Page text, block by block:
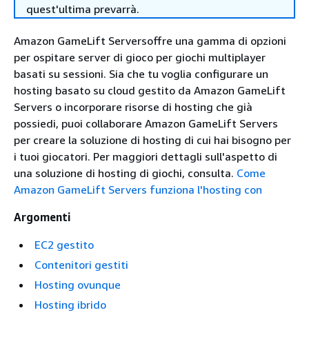
quest'ultima prevarrà.
Amazon GameLift Serversoffre una gamma di opzioni
per ospitare server di gioco per giochi multiplayer
basati su sessioni. Sia che tu voglia configurare un
hosting basato su cloud gestito da Amazon GameLift
Servers o incorporare risorse di hosting che già
possiedi, puoi collaborare Amazon GameLift Servers
per creare la soluzione di hosting di cui hai bisogno per
i tuoi giocatori. Per maggiori dettagli sull'aspetto di
una soluzione di hosting di giochi, consulta. Come
Amazon GameLift Servers funziona l'hosting con
Argomenti
EC2 gestito
Contenitori gestiti
Hosting ovunque
Hosting ibrido